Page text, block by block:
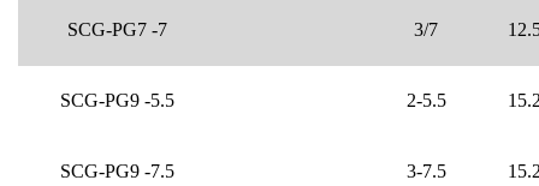
SCG-PG7 -7 3/7
SCG-PG9 -5.5 2-5.5
SCG-PG9 -7.5 3-7.5